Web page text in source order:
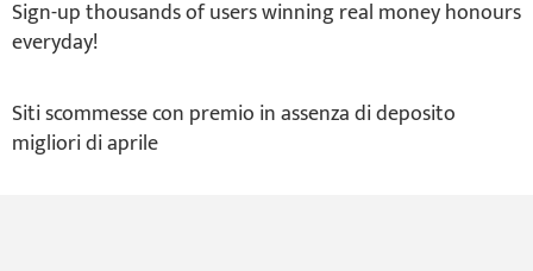
Sign-up thousands of users winning real money honours
everyday!
Siti scommesse con premio in assenza di deposito
migliori di aprile